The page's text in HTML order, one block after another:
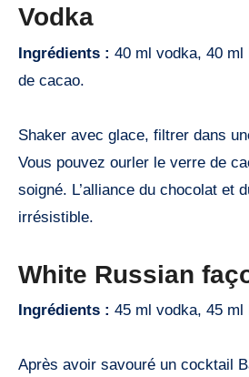
Vodka
Ingrédients : 40 ml vodka, 40
de cacao.
Shaker avec glace, filtrer dans
Vous pouvez ourler le verre de
soigné. L’alliance du chocolat et
irrésistible.
White Russian
Ingrédients : 45 ml vodka, 45 ml
Après avoir savouré un cocktail